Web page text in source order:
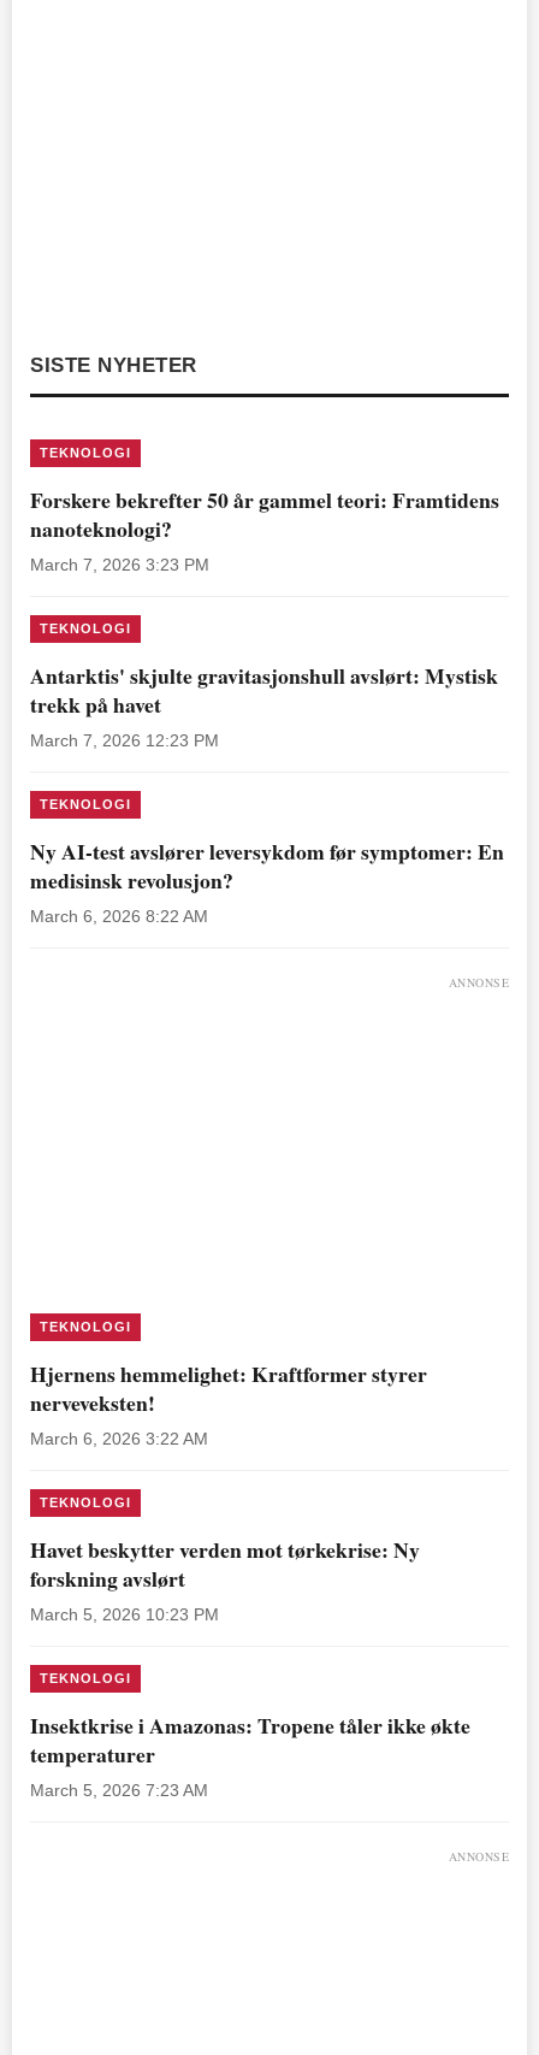
SISTE NYHETER
TEKNOLOGI
Forskere bekrefter 50 år gammel teori: Framtidens
nanoteknologi?
March 7, 2026 3:23 PM
TEKNOLOGI
Antarktis' skjulte gravitasjonshull avslørt: Mystisk
trekk på havet
March 7, 2026 12:23 PM
TEKNOLOGI
Ny AI-test avslører leversykdom før symptomer: En
medisinsk revolusjon?
March 6, 2026 8:22 AM
ANNONSE
TEKNOLOGI
Hjernens hemmelighet: Kraftformer styrer
nerveveksten!
March 6, 2026 3:22 AM
TEKNOLOGI
Havet beskytter verden mot tørkekrise: Ny
forskning avslørt
March 5, 2026 10:23 PM
TEKNOLOGI
Insektkrise i Amazonas: Tropene tåler ikke økte
temperaturer
March 5, 2026 7:23 AM
ANNONSE